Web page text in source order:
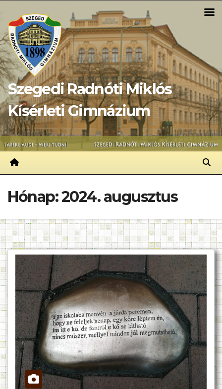
content
Szegedi Radnóti Miklós
Kísérleti Gimnázium
Hónap:2024. augusztus